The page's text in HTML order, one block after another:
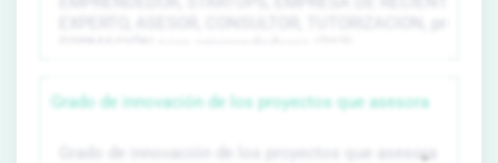
Grado de innovación de los proyectos que asesora